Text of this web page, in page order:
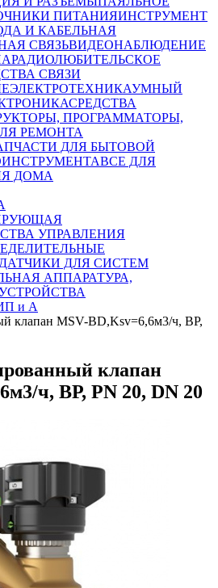
ПИТАНИЯИНСТРУМЕНТ
И КАБЕЛЬНАЯ
СВЯЗЬВИДЕОНАБЛЮДЕНИЕ
РАДИОЛЮБИТЕЛЬСКОЕ
СВЯЗИ
ЭЛЕКТРОТЕХНИКАУМНЫЙ
СРЕДСТВА
ПРОГРАММАТОРЫ,
РЕМОНТА
ДЛЯ БЫТОВОЙ
ВСЕ ДЛЯ
ДОМА
УПРАВЛЕНИЯ
ДЛЯ СИСТЕМ
АППАРАТУРА,
и А
клапан MSV-BD,Ksv=6,6м3/ч, ВР,
клапан
ч, ВР, PN 20, DN 20